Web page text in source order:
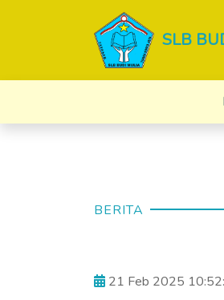
SLB
BERITA
21 Feb 2025